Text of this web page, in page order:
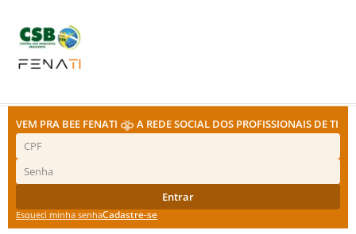
VEM PRA BEE FENATI A REDE SOCIAL DOS PROFISSIONAIS DE TI
Entrar
Esqueci minha senhaCadastre-se